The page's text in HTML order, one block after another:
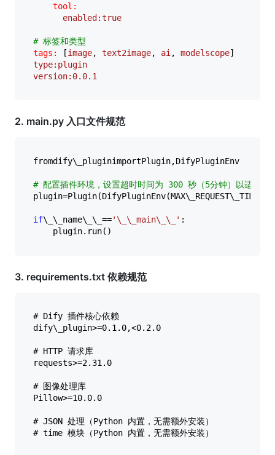
tool:
enabled:true
# 标签和类型
tags:
[image, text2image, ai , modelscope
type:plugin
version:0.0.1
2. main.py 入口文件规范
fromdify\_pluginimportPlugin,DifyPluginEnv
# 配置插件环境，设置超时时间为 300 秒（5分钟）以适应
if\_\_name\_\_=='\_\_main\_\_' :
3. requirements.txt 依赖规范
# Dify 插件核心依赖
dify\_plugin>=0.1.0,<0.2.0
# HTTP 请求库
requests>=2.31.0
# 图像处理库
Pillow>=10.0.0
# JSON 处理（Python 内置，无需额外安装）